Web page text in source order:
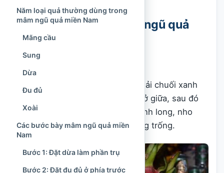
Tóm tắt cách bày mâm ngũ quả
theo ba miền
Cách bày phổ biến là dùng một nải chuối xanh
làm nền, đặt bưởi hoặc phật thủ ở giữa, sau đó
xen cam, quýt, hồng, táo, lê, thanh long, nho
hoặc các loại quả nhỏ vào khoảng trống.
Năm loại quả thường dùng trong
mâm ngũ quả miền Nam
Mãng cầu
Sung
Dừa
Đu đủ
Xoài
Các bước bày mâm ngũ quả miền
Nam
Bước 1: Đặt dừa làm phần trụ
Bước 2: Đặt đu đủ ở phía trước